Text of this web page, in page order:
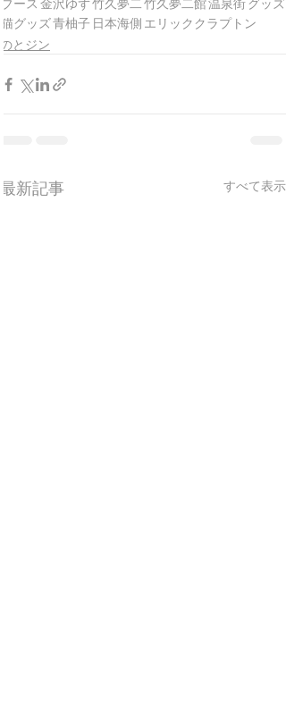
ブース 金沢ゆず竹久夢二竹久夢二館温泉街グッズ
猫グッズ青柚子 日本海側 エリッククラプトン
のとジン
最新記事 すべて表示